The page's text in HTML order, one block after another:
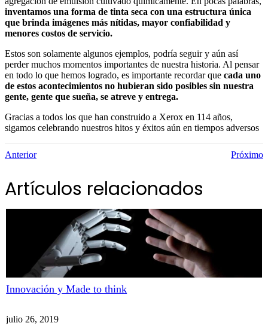
inventamos una forma de tinta seca con una estructura única
que brinda imágenes más nítidas, mayor confiabilidad y
menores costos de servicio.
Estos son solamente algunos ejemplos, podría seguir y aún así
perder muchos momentos importantes de nuestra historia. Al pensar
en todo lo que hemos logrado, es importante recordar que cada uno
de estos acontecimientos no hubieran sido posibles sin nuestra
gente, gente que sueña, se atreve y entrega.
Gracias a todos los que han construido a Xerox en 114 años,
sigamos celebrando nuestros hitos y éxitos aún en tiempos adversos
Anterior Próximo
Artículos relacionados
Innovación y Made to think
julio 26, 2019